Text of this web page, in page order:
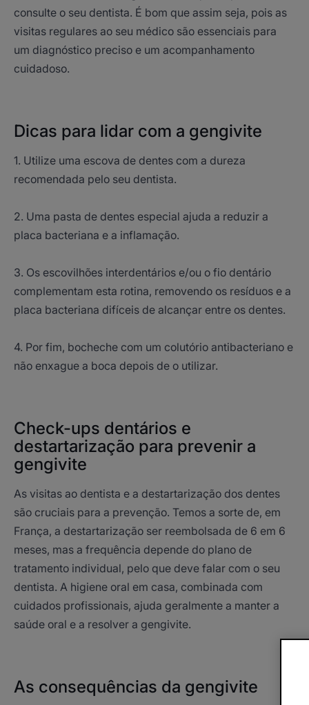
consulte o seu dentista. É bom que assim seja, pois as
visitas regulares ao seu médico são essenciais para
um diagnóstico preciso e um acompanhamento
cuidadoso.
Dicas para lidar com a gengivite
1. Utilize uma escova de dentes com a dureza
recomendada pelo seu dentista.
2. Uma pasta de dentes especial ajuda a reduzir a
placa bacteriana e a inflamação.
3. Os escovilhões interdentários e/ou o fio dentário
complementam esta rotina, removendo os resíduos e a
placa bacteriana difíceis de alcançar entre os dentes.
4. Por fim, bocheche com um colutório antibacteriano e
não enxague a boca depois de o utilizar.
Check-ups dentários e
destartarização para prevenir a
gengivite
As visitas ao dentista e a destartarização dos dentes
são cruciais para a prevenção. Temos a sorte de, em
França, a destartarização ser reembolsada de 6 em 6
meses, mas a frequência depende do plano de
tratamento individual, pelo que deve falar com o seu
dentista. A higiene oral em casa, combinada com
cuidados profissionais, ajuda geralmente a manter a
saúde oral e a resolver a gengivite.
As consequências da gengivite